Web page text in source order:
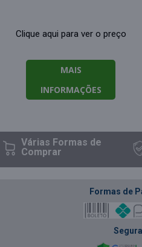
Clique aqui para ver o preço
MAIS
INFORMAÇÕES
Várias Formasde
Comprar
Formas de